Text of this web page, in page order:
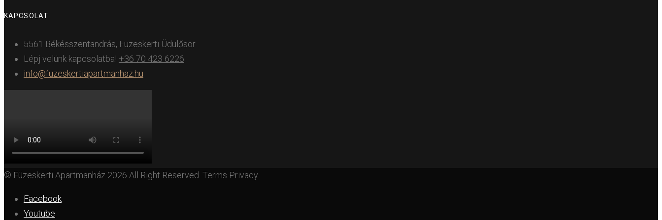
KAPCSOLAT
5561 Békésszentandrás, Füzeskerti Üdülősor
Lépj velünk kapcsolatba! +36 70 423 6226
info@fuzeskertiapartmanhaz.hu
© Füzeskerti Apartmanház 2026 All Right Reserved. Terms Privacy
Facebook
Youtube